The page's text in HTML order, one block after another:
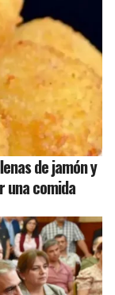
de jamón y
una comida